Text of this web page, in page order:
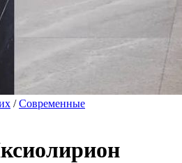
/Современные